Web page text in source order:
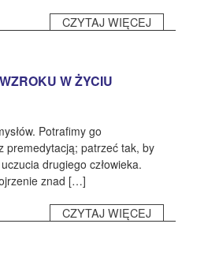
CZYTAJ WIĘCEJ
W ŻYCIU
Potrafimy go
premedytacją; patrzeć tak, by
drugiego człowieka.
znad […]
CZYTAJ WIĘCEJ